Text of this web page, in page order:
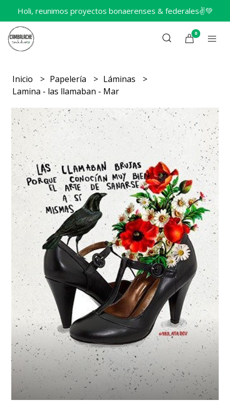
Holi, reunimos proyectos bonaerenses & federales✌️💚
0
Inicio Papelería
Láminas
Lamina - las llamaban - Mar